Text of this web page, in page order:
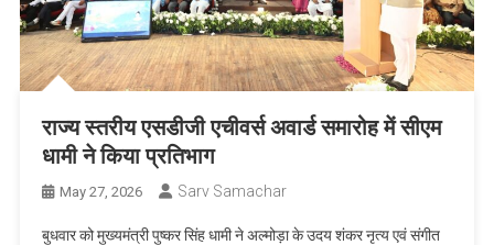
राज्य स्तरीय एसडीजी एचीवर्स अवार्ड समारोह में सीएम
धामी ने किया प्रतिभाग
May 27, 2026 Sarv Samachar
बुधवार को मुख्यमंत्री पुष्कर सिंह धामी ने अल्मोड़ा के उदय शंकर नृत्य एवं संगीत